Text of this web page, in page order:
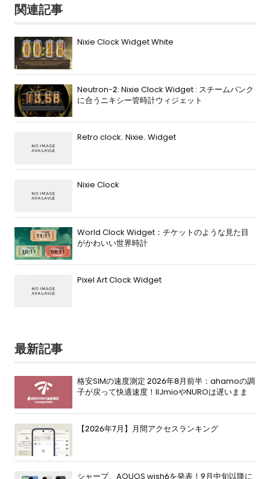
関連記事
Nixie Clock Widget White
Neutron-2: Nixie Clock Widget : スチームパンク
に合うニキシー管時計ウィジェット
Retro clock. Nixie. Widget
Nixie Clock
World Clock Widget：チケットのような見た目
がかわいい世界時計
Pixel Art Clock Widget
最新記事
格安SIMの速度測定 2026年8月前半：ahamoの調
子が戻って快適速度！IIJmioやNUROは遅いまま
【2026年7月】月間アクセスランキング
シャープ、AQUOS wish6を発表！9月中旬以降に